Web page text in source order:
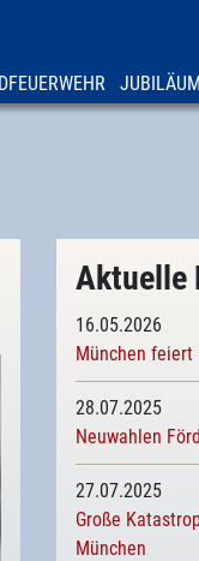
Aktuelle
16.05.2026
München feiert
28.07.2025
Neuwahlen
27.07.2025
Große
München